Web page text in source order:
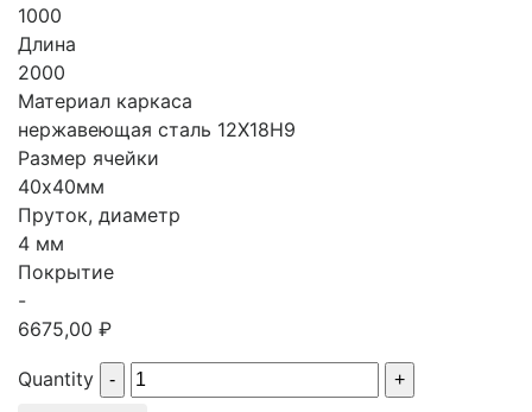
1000
Длина
2000
Материал каркаса
нержавеющая сталь 12Х18Н9
Размер ячейки
40х40мм
Пруток, диаметр
4 мм
Покрытие
-
6675,00 ₽
Quantity